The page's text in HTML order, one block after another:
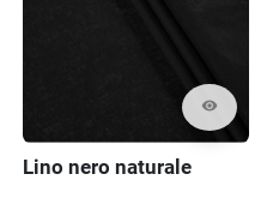
visibility
Lino nero naturale